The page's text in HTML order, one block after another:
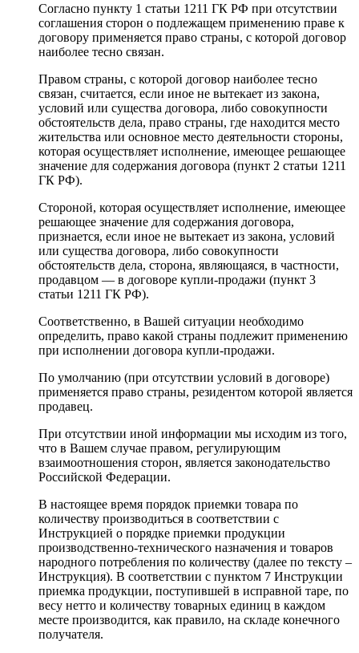
Согласно пункту 1 статьи 1211 ГК РФ при отсутствии
соглашения сторон о подлежащем применению праве к
договору применяется право страны, с которой договор
наиболее тесно связан.
Правом страны, с которой договор наиболее тесно
связан, считается, если иное не вытекает из закона,
условий или существа договора, либо совокупности
обстоятельств дела, право страны, где находится место
жительства или основное место деятельности стороны,
которая осуществляет исполнение, имеющее решающее
значение для содержания договора (пункт 2 статьи 1211
ГК РФ).
Стороной, которая осуществляет исполнение, имеющее
решающее значение для содержания договора,
признается, если иное не вытекает из закона, условий
или существа договора, либо совокупности
обстоятельств дела, сторона, являющаяся, в частности,
продавцом — в договоре купли-продажи (пункт 3
статьи 1211 ГК РФ).
Соответственно, в Вашей ситуации необходимо
определить, право какой страны подлежит применению
при исполнении договора купли-продажи.
По умолчанию (при отсутствии условий в договоре)
применяется право страны, резидентом которой является
продавец.
При отсутствии иной информации мы исходим из того,
что в Вашем случае правом, регулирующим
взаимоотношения сторон, является законодательство
Российской Федерации.
В настоящее время порядок приемки товара по
количеству производиться в соответствии с
Инструкцией о порядке приемки продукции
производственно-технического назначения и товаров
народного потребления по количеству (далее по тексту –
Инструкция). В соответствии с пунктом 7 Инструкции
приемка продукции, поступившей в исправной таре, по
весу нетто и количеству товарных единиц в каждом
месте производится, как правило, на складе конечного
получателя.